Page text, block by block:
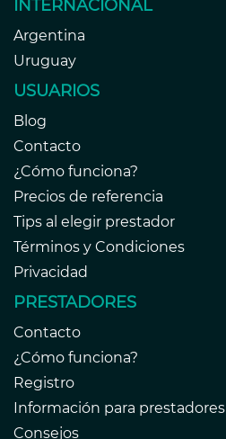
INTERNACIONAL
Argentina
Uruguay
USUARIOS
Blog
Contacto
¿Cómo funciona?
Precios de referencia
Tips al elegir prestador
Términos y Condiciones
Privacidad
PRESTADORES
Contacto
¿Cómo funciona?
Registro
Información para prestadores
Consejos